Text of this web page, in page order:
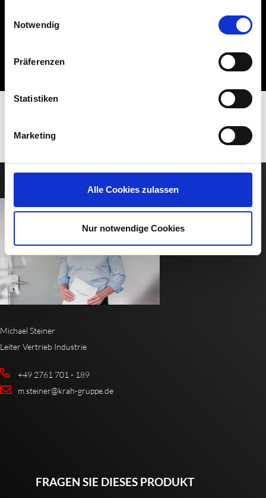
Nutzung der Dienste gesammelt haben.
Notwendig
Präferenzen
Statistiken
Marketing
Alle Cookies zulassen
Nur notwendige Cookies
Michael Steiner
Leiter Vertrieb Industrie
+49 2761 701 - 189
m.steiner@krah-gruppe.de
FRAGEN SIE DIESES PRODUKT